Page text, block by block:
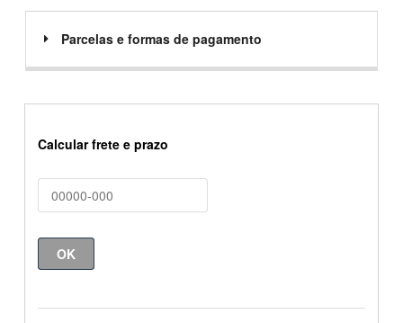
Parcelas e formas de pagamento
Calcular frete e prazo
OK